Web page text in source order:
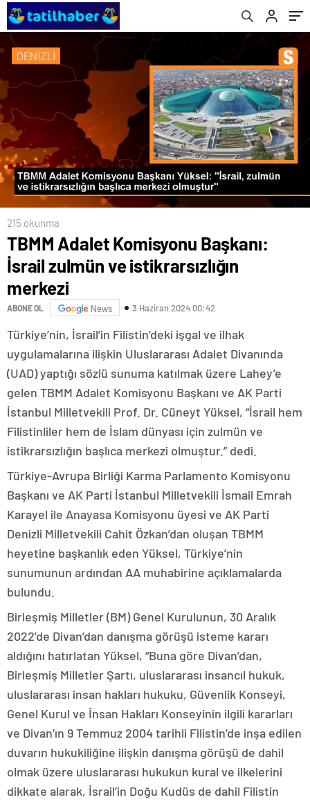
215 okunma
TBMM Adalet Komisyonu Başkanı:
İsrail zulmün ve istikrarsızlığın
merkezi
ABONE OL News 3 Haziran 2024 00:42
Türkiye’nin, İsrail’in Filistin’deki işgal ve ilhak
uygulamalarına ilişkin Uluslararası Adalet Divanında
(UAD) yaptığı sözlü sunuma katılmak üzere Lahey’e
gelen TBMM Adalet Komisyonu Başkanı ve AK Parti
İstanbul Milletvekili Prof. Dr. Cüneyt Yüksel, “İsrail hem
Filistinliler hem de İslam dünyası için zulmün ve
istikrarsızlığın başlıca merkezi olmuştur.” dedi.
Türkiye-Avrupa Birliği Karma Parlamento Komisyonu
Başkanı ve AK Parti İstanbul Milletvekili İsmail Emrah
Karayel ile Anayasa Komisyonu üyesi ve AK Parti
Denizli Milletvekili Cahit Özkan’dan oluşan TBMM
heyetine başkanlık eden Yüksel, Türkiye’nin
sunumunun ardından AA muhabirine açıklamalarda
bulundu.
Birleşmiş Milletler (BM) Genel Kurulunun, 30 Aralık
2022’de Divan’dan danışma görüşü isteme kararı
aldığını hatırlatan Yüksel, “Buna göre Divan’dan,
Birleşmiş Milletler Şartı, uluslararası insancıl hukuk,
uluslararası insan hakları hukuku, Güvenlik Konseyi,
Genel Kurul ve İnsan Hakları Konseyinin ilgili kararları
ve Divan’ın 9 Temmuz 2004 tarihli Filistin’de inşa edilen
duvarın hukukiliğine ilişkin danışma görüşü de dahil
olmak üzere uluslararası hukukun kural ve ilkelerini
dikkate alarak, İsrail’in Doğu Kudüs de dahil Filistin